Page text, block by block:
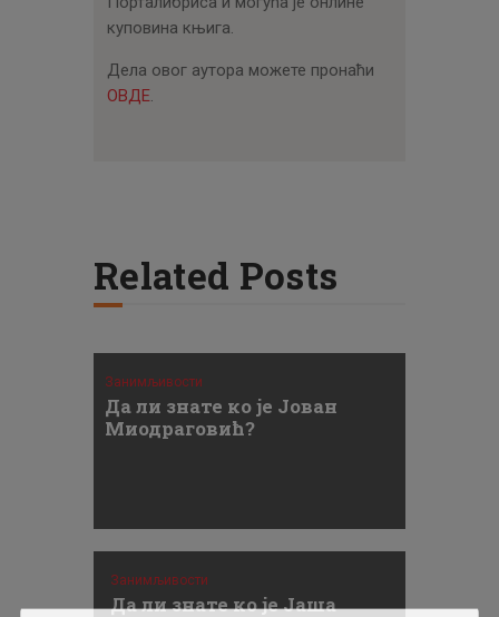
куповина књига.
Дела овог аутора можете пронаћи
ОВДЕ.
Related Posts
Занимљивости
Да ли знате ко је Јован
Миодраговић?
Занимљивости
Да ли знате ко је Јаша